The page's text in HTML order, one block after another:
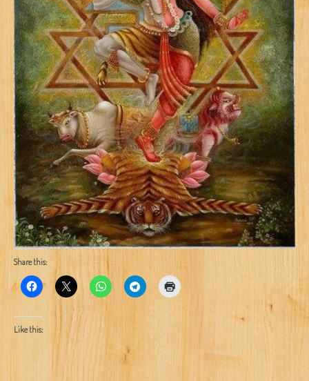
Share this:
Like this: